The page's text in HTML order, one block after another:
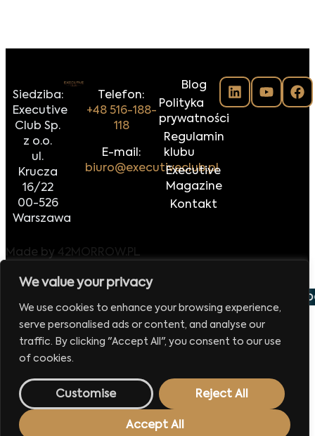
We value your privacy
We use cookies to enhance your browsing experience,
serve personalised ads or content, and analyse our
traffic. By clicking "Accept All", you consent to our use
of cookies.
Customise Reject All
Accept All
Siedziba:
Executive
Club Sp.
z o.o.
ul.
Krucza
16/22
00-526
Warszawa
Telefon:
+48 516-188-
118
E-mail:
biuro@executiveclub.pl
Blog
Polityka
prywatności
Regulamin
klubu
Executive
Magazine
Kontakt
Made by 42MORROW.PL
Europejskie Forum Handlu i Eksportu